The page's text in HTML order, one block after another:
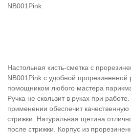
NB001Pink.
Настольная кисть-сметка с
NB001Pink с удобной прорезиненной
помощником любого мастера
Ручка не скользит в руках при
применении обеспечит
стрижки. Натуральная щетина
после стрижки. Корпус из